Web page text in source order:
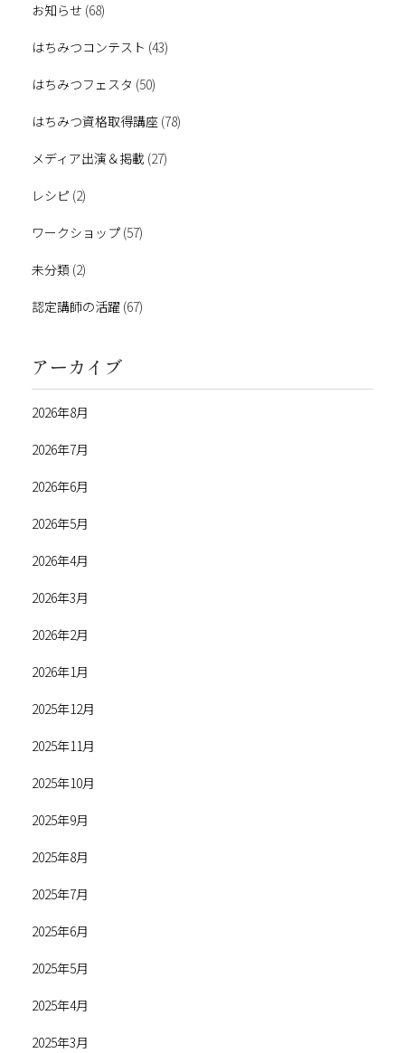
お知らせ (68)
はちみつコンテスト (43)
はちみつフェスタ (50)
はちみつ資格取得講座 (78)
メディア出演＆掲載 (27)
レシピ (2)
ワークショップ (57)
未分類 (2)
認定講師の活躍 (67)
アーカイブ
2026年8月
2026年7月
2026年6月
2026年5月
2026年4月
2026年3月
2026年2月
2026年1月
2025年12月
2025年11月
2025年10月
2025年9月
2025年8月
2025年7月
2025年6月
2025年5月
2025年4月
2025年3月